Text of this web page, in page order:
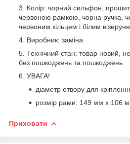
Колір: чорний сильфон,
червоною рамкою, чорна ручка,
червоним кільцем і білим
Виробник: заміна
Технічний стан: товар новий,
без пошкоджень та пошкоджень
УВАГА!
діаметр отвору для
розмір рами: 149 мм х 106
Приховати